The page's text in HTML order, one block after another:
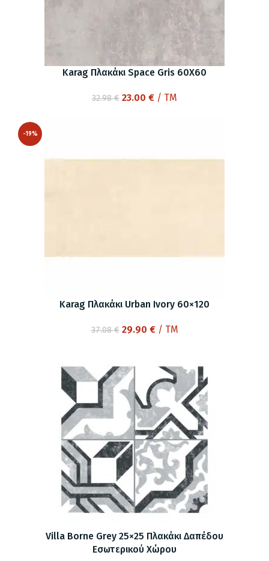
Karag Πλακάκι Space Gris 60X60
32.98€ Original
23.00 €Η/ TM
-19%
Karag Πλακάκι Urban Ivory 60×120
37.08€ Original
37.08 €.
29.90 €Η
είναι:
29.90 €.
/ TM
Villa Borne Grey 25×25 Πλακάκι Δαπέδου
Εσωτερικού Χώρου